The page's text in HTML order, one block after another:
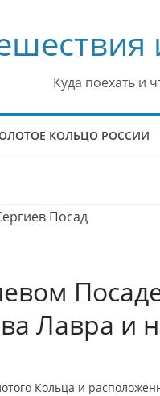
Куда поехать и
КОЛЬЦО РОССИИ
Лавра и
Кольца и